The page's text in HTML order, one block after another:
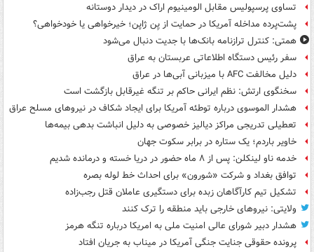
تساوی پرسپولیس مقابل الومینیوم اراک در دیدار دوستانه
پشت‌پرده مداخله آمریکا در حمایت از یِن ژاپن؛ خیرخواهی یا خودخواهی؟
همتی: کنترل ترازنامه بانک‌ها با جدیت دنبال می‌شود
سفر رئیس دستگاه اطلاعاتی عربستان به عراق
دلیل مخالفت AFC با میزبانی آبی‌ها در عراق
سخنگوی ارتش: نظم ایرانی حاکم بر تنگه غیرقابل بازگشت است
هشدار الموسوی درباره توطئه آمریکا برای ایجاد شکاف در نیروهای مسلح عراق
تعطیلی تدریجی مراکز دیالیز خصوصی به دلیل انباشت بدهی بیمه‌ها
خاویر باردم؛ یک ستاره در برابر سکوت جهان
خدمه ناو لینکلن: پس از ۸ ماه حضور در دریا خسته و درمانده‌ شدیم
توافق بغداد و شرکت «شورون» برای احداث خط لوله بصره
تشکیل تیم کارآگاهان زبده برای دستگیری عاملان قتل رجب‌زاده
ولایتی: نیروهای خارجی باید منطقه را ترک کنند
هشدار دبیر شورای عالی امنیت ملی به امریکا درباره تنگه هرمز
پرونده حقوقی جنایت جنگی آمریکا در میناب به جریان افتاد